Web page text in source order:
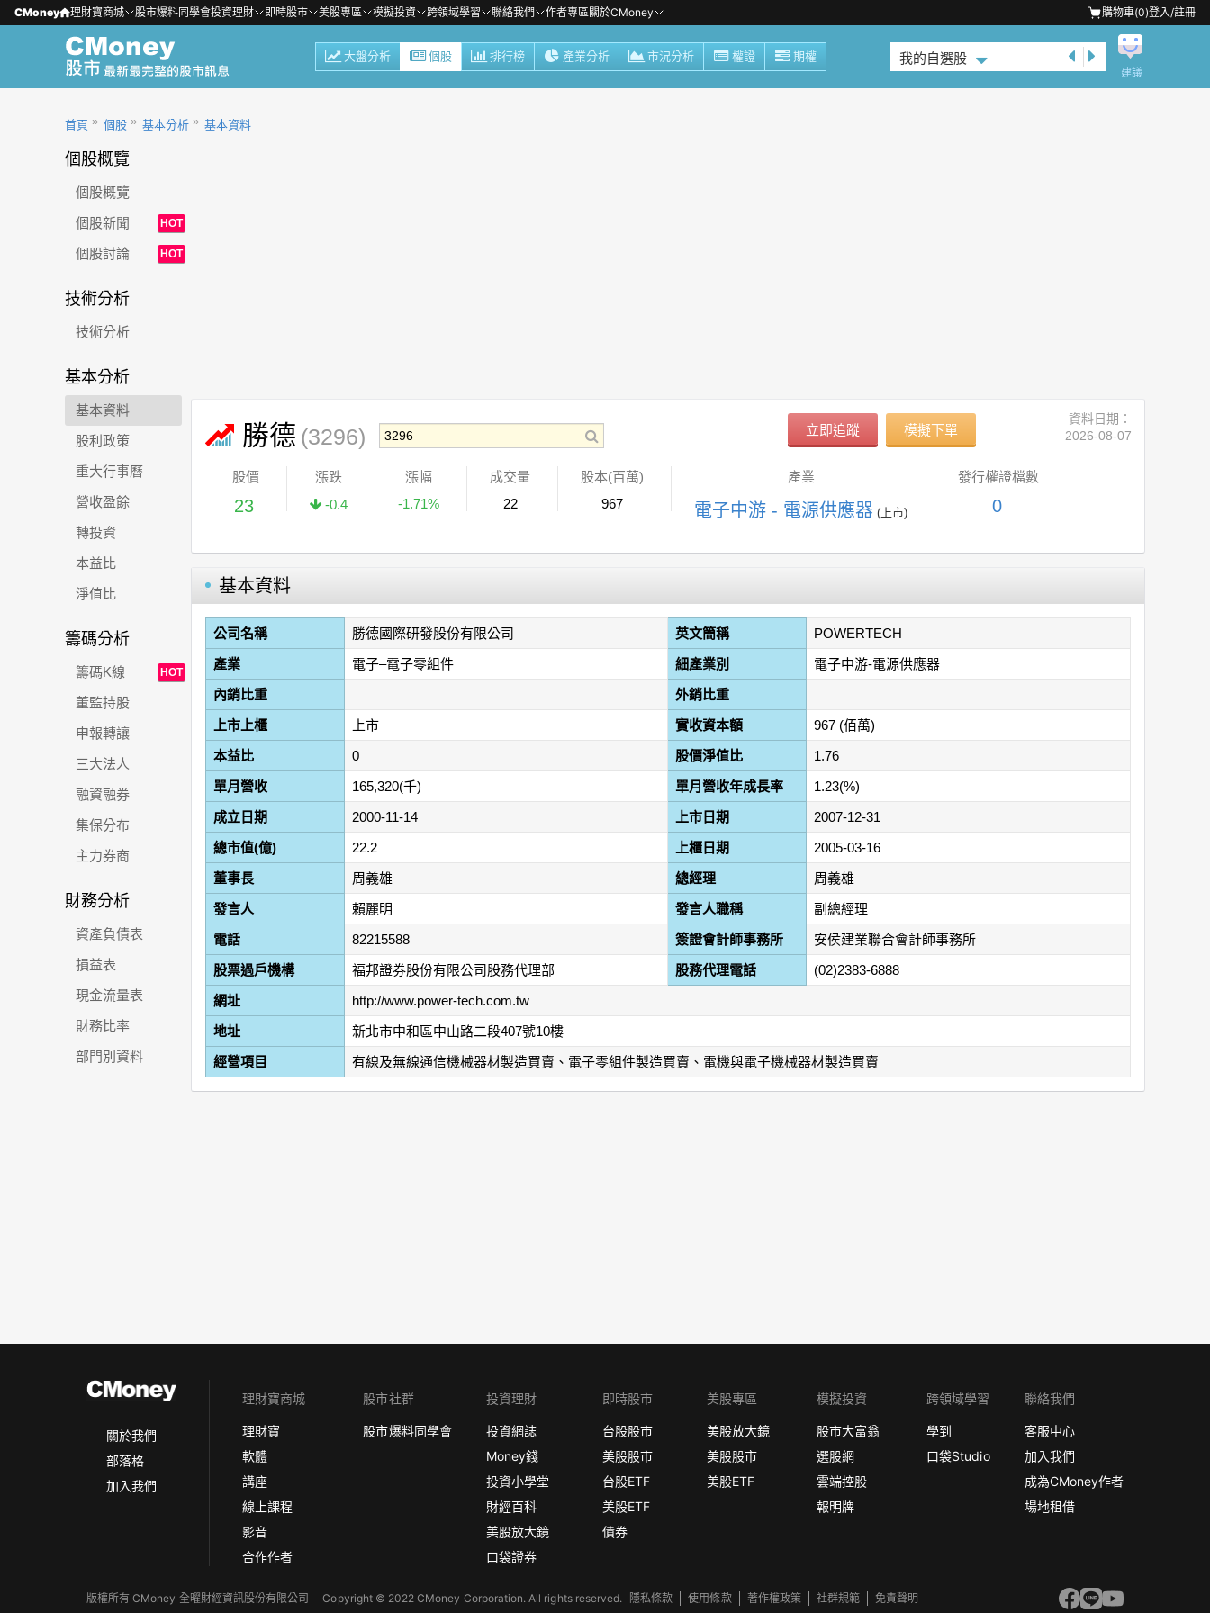
CMoney 理財寶商城 股市爆料同學會投資理財 即時股市 美股專區 模擬投資 跨領域學習 聯絡我們 作者專區關於CMoney 購物車(0)登入/註冊
大盤分析 個股 排行榜 產業分析 市況分析 權證 期權 我的自選股
建議
首頁 個股 基本分析 基本資料
個股概覽
個股概覽
個股新聞
HOT
個股討論 HOT
技術分析
技術分析
基本分析
基本資料
股利政策
重大行事曆
營收盈餘
轉投資
本益比
淨值比
籌碼分析
籌碼K線 HOT
董監持股
申報轉讓
三大法人
融資融券
集保分布
主力券商
財務分析
資產負債表
損益表
現金流量表
財務比率
部門別資料
勝德 (3296) 立即追蹤 模擬下單
資料日期：
2026-08-07
股價
23
漲跌
-0.4
漲幅
-1.71%
成交量
22
股本(百萬)
967
產業
電子中游 - 電源供應器 (上市)
發行權證檔數
0
基本資料
公司名稱 勝德國際研發股份有限公司 英文簡稱
POWERTECH
產業
電子–電子零組件 細產業別
電子中游-電源供應器
內銷比重
外銷比重
上市上櫃
上市 實收資本額
967 (佰萬)
本益比
0 股價淨值比
1.76
單月營收
165,320(千) 單月營收年成長率
1.23(%)
成立日期
2000-11-14 上市日期
2007-12-31
總市值(億)
22.2 上櫃日期
2005-03-16
董事長
周義雄 總經理
周義雄
發言人
賴麗明 發言人職稱
副總經理
電話
82215588 簽證會計師事務所
安侯建業聯合會計師事務所
股票過戶機構
褔邦證券股份有限公司股務代理部 股務代理電話
(02)2383-6888
網址
http://www.power-tech.com.tw
地址
新北市中和區中山路二段407號10樓
經營項目
有線及無線通信機械器材製造買賣、電子零組件製造買賣、電機與電子機械器材製造買賣
關於我們
部落格
加入我們
理財寶商城
理財寶
軟體
講座
線上課程
影音
合作作者
股市社群
股市爆料同學會
投資理財
投資網誌
Money錢
投資小學堂
財經百科
美股放大鏡
口袋證券
即時股市
台股股市
美股股市
台股ETF
美股ETF
債券
美股專區
美股放大鏡
美股股市
美股ETF
模擬投資
股市大富翁
選股網
雲端控股
報明牌
跨領域學習
學到
口袋Studio
聯絡我們
客服中心
加入我們
成為CMoney作者
場地租借
版權所有 CMoney 全曜財經資訊股份有限公司Copyright © 2022 CMoney Corporation. All rights reserved. 隱私條款 使用條款 著作權政策 社群規範 免責聲明